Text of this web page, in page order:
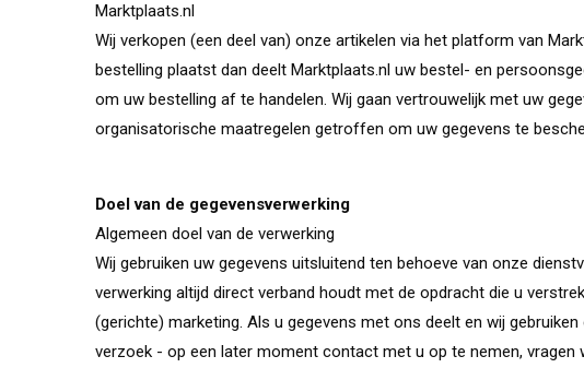
Marktplaats.nl
Wij verkopen (een deel van) onze artikelen via het platform van
bestelling plaatst dan deelt Marktplaats.nl uw bestel- en
om uw bestelling af te handelen. Wij gaan vertrouwelijk met uw
organisatorische maatregelen getroffen om uw gegevens te
Doel van de gegevensverwerking
Algemeen doel van de verwerking
Wij gebruiken uw gegevens uitsluitend ten behoeve van onze
verwerking altijd direct verband houdt met de opdracht die u
(gerichte) marketing. Als u gegevens met ons deelt en wij
verzoek - op een later moment contact met u op te nemen, vragen